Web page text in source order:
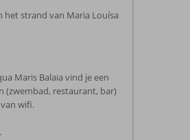
het strand van Maria Louísa
Maris Balaia vind je een
(zwembad, restaurant, bar)
wifi.